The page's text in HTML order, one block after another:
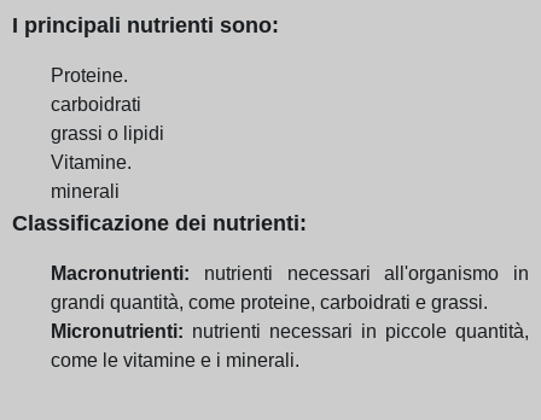
I principali nutrienti sono:
Proteine.
carboidrati
grassi o lipidi
Vitamine.
minerali
Classificazione dei nutrienti:
Macronutrienti: nutrienti necessari all'organismo in
grandi quantità, come proteine, carboidrati e grassi.
Micronutrienti: nutrienti necessari in piccole quantità,
come le vitamine e i minerali.